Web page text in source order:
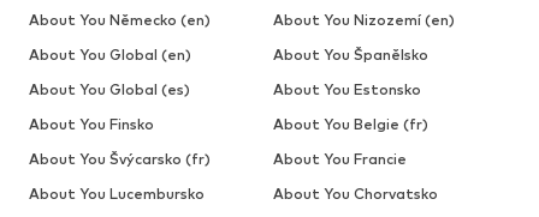
About You Německo (en)
About You Nizozemí (en)
About You Global (en)
About You Španělsko
About You Global (es)
About You Estonsko
About You Finsko
About You Belgie (fr)
About You Švýcarsko (fr)
About You Francie
About You Lucembursko
About You Chorvatsko